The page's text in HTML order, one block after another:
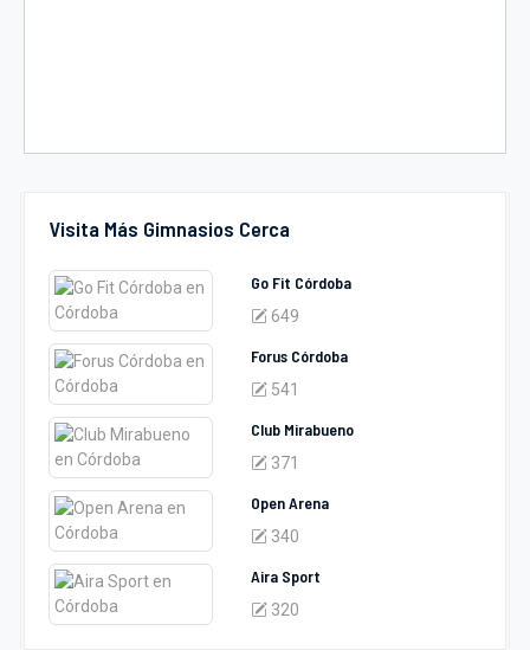
Visita Más Gimnasios Cerca
Go Fit Córdoba
649
Forus Córdoba
541
Club Mirabueno
371
Open Arena
340
Aira Sport
320